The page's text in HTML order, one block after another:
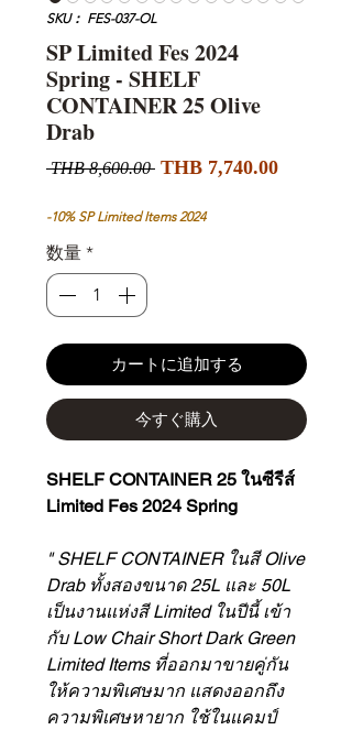
SKU： FES-037-OL
SP Limited Fes 2024
Spring - SHELF
CONTAINER 25 Olive
Drab
THB 8,600.00 通
価
THB 7,740.00セ
-10% SP Limited Items 2024
数量 *
カートに追加する
今すぐ購入
SHELF CONTAINER 25 ในซีรีส์
Limited Fes 2024 Spring
" SHELF CONTAINER ในสี Olive
Drab ทั้งสองขนาด 25L และ 50L
เป็นงานแห่งสี Limited ในปีนี้ เข้า
กับ Low Chair Short Dark Green
Limited Items ที่ออกมาขายคู่กัน
ให้ความพิเศษมาก แสดงออกถึง
ความพิเศษหายาก ใช้ในแคมป์